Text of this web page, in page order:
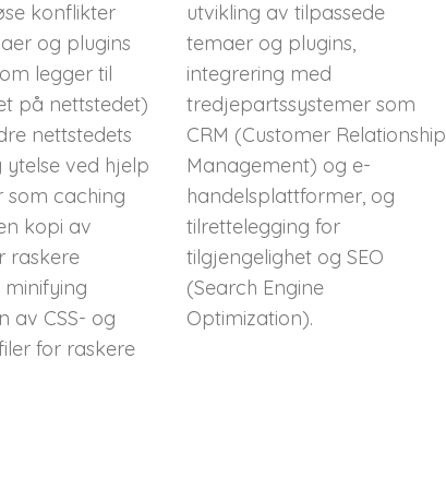
konflikter
og plugins
legger til
på nettstedet)
nettstedets
ytelse ved hjelp
som caching
kopi av
raskere
av CSS- og
for raskere
utvikling av tilpassede
temaer og plugins,
integrering med
tredjepartssystemer som
CRM (Customer Relationship
Management) og e-
handelsplattformer, og
tilrettelegging for
tilgjengelighet og SEO
(Search Engine
Optimization).